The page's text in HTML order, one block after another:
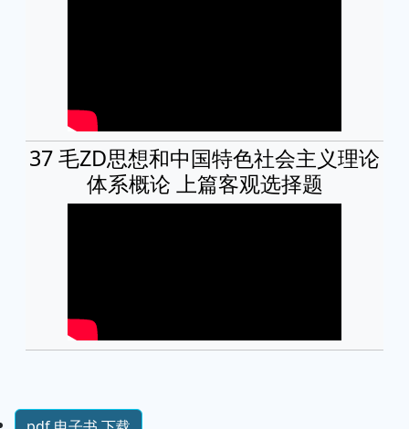
37 毛ZD思想和中国特色社会主义理论
体系概论 上篇客观选择题